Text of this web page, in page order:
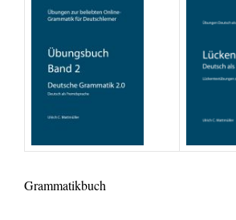
Grammatikbuch